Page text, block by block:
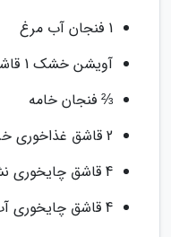
1 فنجان آب مرغ
آویشن خشک 1 قاشق چایخوری
⅔ فنجان خامه
2 قاشق غذاخوری خردل
4 قاشق چایخوری نشاسته ذرت
4 قاشق چایخوری آب